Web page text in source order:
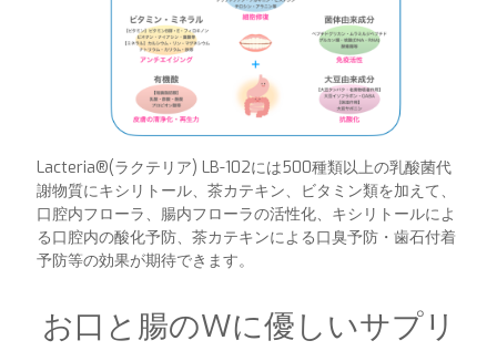
Lacteria®︎(ラクテリア) LB-102には500種類以上の乳酸菌代
謝物質にキシリトール、茶カテキン、ビタミン類を加えて、
口腔内フローラ、腸内フローラの活性化、キシリトールによ
る口腔内の酸化予防、茶カテキンによる口臭予防・歯石付着
予防等の効果が期待できます。
お口と腸のWに優しいサプリ